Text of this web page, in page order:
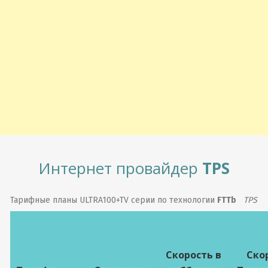
Интернет провайдер TPS
Тарифные планы ULTRA100+TV серии по технологии FTTb TPS
Скорость в